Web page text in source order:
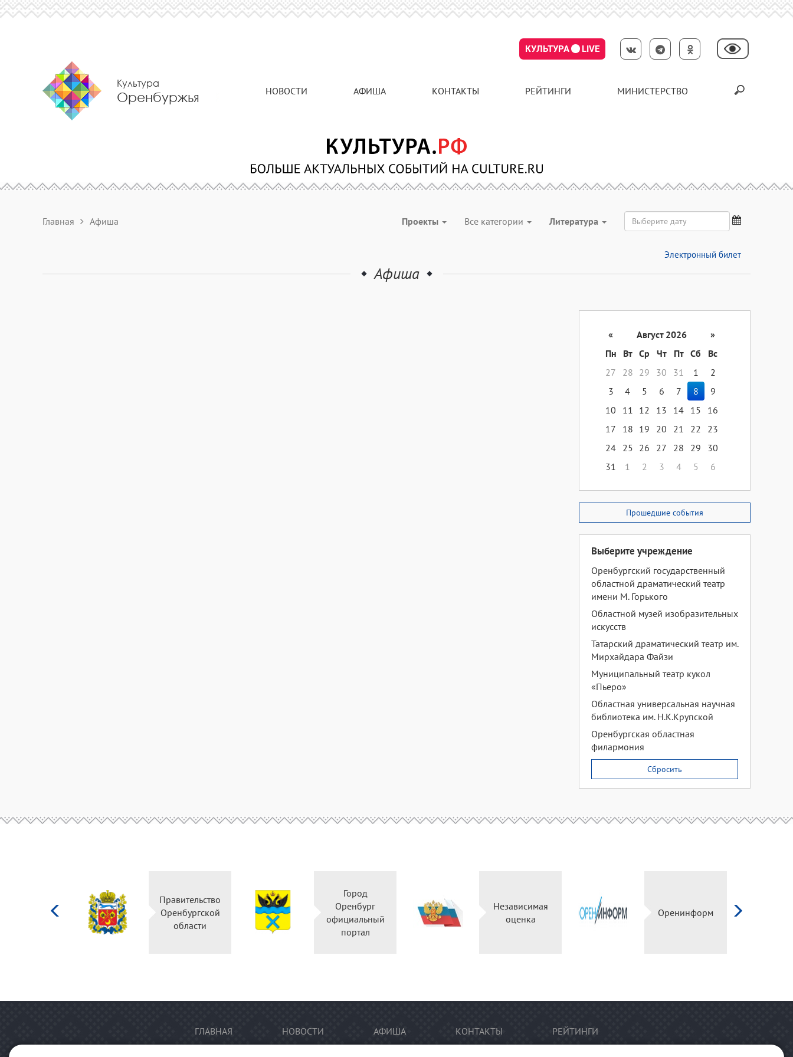
КУЛЬТУРА LIVE
Культура
Оренбуржья НОВОСТИ АФИША КОНТАКТЫ РЕЙТИНГИ МИНИСТЕРСТВО
Главная Афиша Проекты Все категории Литература
Электронный билет
Афиша
« Август 2026
»
Пн
Вт Ср Чт Пт Сб
Вс
27
28 29 30 31 1
2
3
4 5 6 7 8
9
10
11 12 13 14 15
16
17
18 19 20 21 22
23
24 25 26 27 28 29
30
31
1 2 3 4 5 6
Прошедшие события
Выберите учреждение
Оренбургский государственный
областной драматический театр
имени М. Горького
Областной музей изобразительных
искусств
Татарский драматический театр им.
Мирхайдара Файзи
Муниципальный театр кукол
«Пьеро»
Областная универсальная научная
библиотека им. Н.К.Крупской
Оренбургская областная
филармония
Сбросить
Правительство
Оренбургской
области
Город
Оренбург
официальный
портал
Независимая
оценка
Оренинформ
ГЛАВНАЯ НОВОСТИ АФИША КОНТАКТЫ РЕЙТИНГИ